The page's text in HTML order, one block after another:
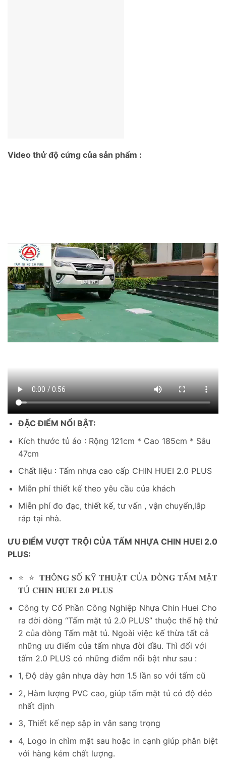
Video thử độ cứng của sản phẩm :
ĐẶC ĐIỂM NỔI BẬT:
Kích thước tủ áo : Rộng 121cm * Cao 185cm * Sâu
47cm
Chất liệu : Tấm nhựa cao cấp CHIN HUEI 2.0 PLUS
Miễn phí thiết kế theo yêu cầu của khách
Miễn phí đo đạc, thiết kế, tư vấn , vận chuyển,lắp
ráp tại nhà.
ƯU ĐIỂM VƯỢT TRỘI CỦA TẤM NHỰA CHIN HUEI 2.0
PLUS:
⭐ ⭐ 𝐓𝐇Ô𝐍𝐆 𝐒Ố 𝐊Ỹ 𝐓𝐇𝐔Ậ𝐓 𝐂Ủ𝐀 𝐃Ò𝐍𝐆 𝐓Ấ𝐌 𝐌Ặ𝐓
𝐓Ủ 𝐂𝐇𝐈𝐍 𝐇𝐔𝐄𝐈 𝟐.𝟎 𝐏𝐋𝐔𝐒
Công ty Cổ Phần Công Nghiệp Nhựa Chin Huei Cho
ra đời dòng “Tấm mặt tủ 2.0 PLUS” thuộc thế hệ thứ
2 của dòng Tấm mặt tủ. Ngoài việc kế thừa tất cả
những ưu điểm của tấm nhựa đời đầu. Thì đối với
tấm 2.0 PLUS có những điểm nổi bật như sau :
1, Độ dày gân nhựa dày hơn 1.5 lần so với tấm cũ
2, Hàm lượng PVC cao, giúp tấm mặt tủ có độ dẻo
nhất định
3, Thiết kế nẹp sập in vân sang trọng
4, Logo in chìm mặt sau hoặc in cạnh giúp phân biệt
với hàng kém chất lượng.